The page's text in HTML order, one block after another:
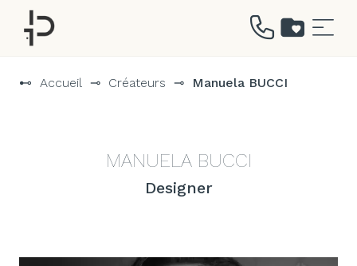
⊷ Accueil ⊸ Créateurs ⊸ Manuela BUCCI
MANUELA BUCCI
Designer